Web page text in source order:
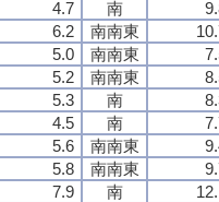
4.7 南
6.2 南南東
5.0 南南東
5.2 南南東
5.3 南
4.5 南
5.6 南南東
5.8 南南東
7.9 南